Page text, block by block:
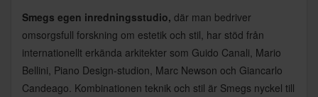
Smegs egen inredningsstudio, där man bedriver
omsorgsfull forskning om estetik och stil, har stöd från
internationellt erkända arkitekter som Guido Canali, Mario
Bellini, Piano Design-studion, Marc Newson och Giancarlo
Candeago. Kombinationen teknik och stil är Smegs nyckel till